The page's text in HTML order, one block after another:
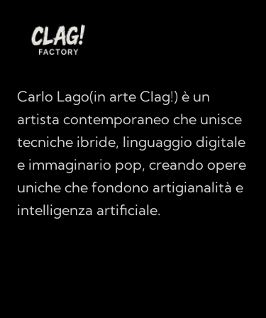
Carlo Lago(in arte Clag!) è un
artista contemporaneo che unisce
tecniche ibride, linguaggio digitale
e immaginario pop, creando opere
uniche che fondono artigianalità e
intelligenza artificiale.